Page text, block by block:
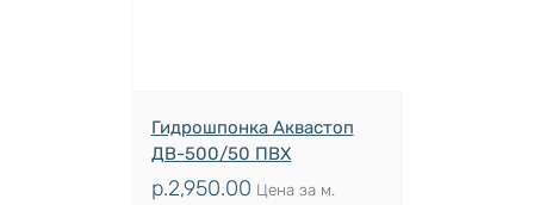
Гидрошпонка Аквастоп
ДВ-500/50 ПВХ
р.2,950.00 Цена за м.